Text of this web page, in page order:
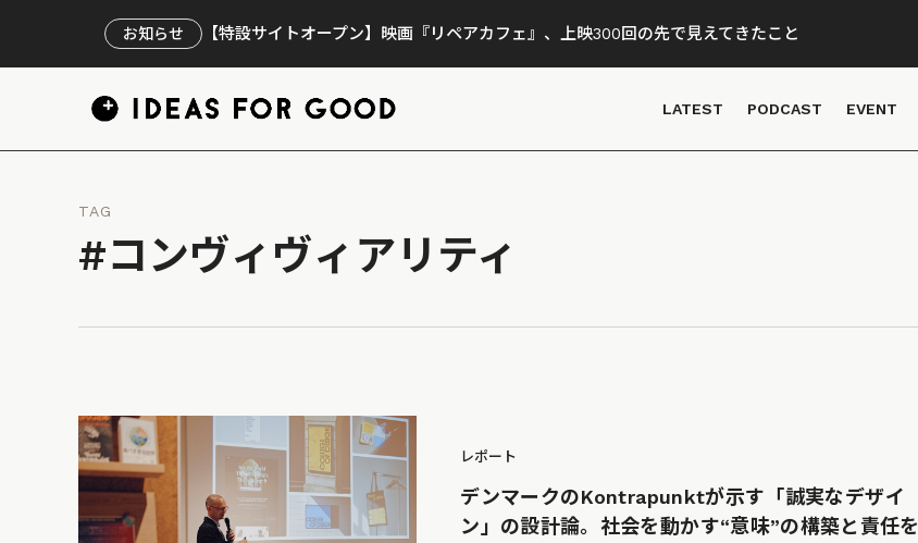
お知らせ 【特設サイトオープン】映画『リペアカフェ』、上映300回の先で見えてきたこと
LATEST PODCAST EVENT
TAG
#コンヴィヴィアリティ
レポート
デンマークのKontrapunktが示す「誠実なデザイ
ン」の設計論。社会を動かす“意味”の構築と責任を